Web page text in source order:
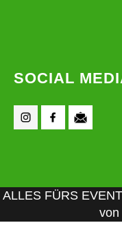
SOCIAL
ALLES FÜRS
von